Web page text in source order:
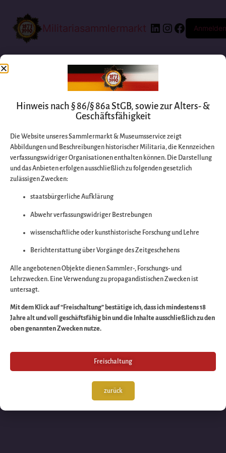
Militariasammlermarkt Anmelden
Entschuldigen Sie
bitte die
Wir arbeiten an
großartigen Sache
schauen Sie bald
wieder vorbei!
Hinweis nach § 86/§ 86a StGB, sowie zur Alters- &
Geschäftsfähigkeit
Die Website unseres Sammlermarkt & Museumsservice zeigt
Abbildungen und Beschreibungen historischer Militaria, die Kennzeichen
verfassungswidriger Organisationen enthalten können. Die Darstellung
und das Anbieten erfolgen ausschließlich zu folgenden gesetzlich
zulässigen Zwecken:
staatsbürgerliche Aufklärung
Abwehr verfassungswidriger Bestrebungen
wissenschaftliche oder kunsthistorische Forschung und Lehre
Berichterstattung über Vorgänge des Zeitgeschehens
Alle angebotenen Objekte dienen Sammler-, Forschungs- und
Lehrzwecken. Eine Verwendung zu propagandistischen Zwecken ist
untersagt.
Mit dem Klick auf “Freischaltung” bestätige ich, dass ich mindestens 18
Jahre alt und voll geschäftsfähig bin und die Inhalte ausschließlich zu den
oben genannten Zwecken nutze.
Freischaltung
zurück